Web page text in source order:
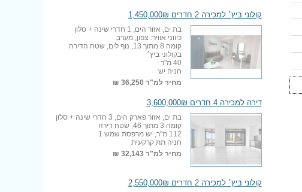
קולוני ביץ׳ למכירה 2 חדרים 1,450,000₪
בת ים, אזור הים, 1 חדרי שינה + סלון
כיווני אוויר: צפון, מערב
קומה 8 מתוך 13, נוף לים, שטח הדירה
בקולוני ביץ׳
40 מ"ר
חניה יש
מחיר למ"ר 36,250 ₪
דירה למכירה 4 חדרים 3,600,000₪
בת ים, אזור פארק הים, 3 חדרי שינה + סלון
קומה 3 מתוך 46, שטח דירה
112 מ"ר, יש מרפסת שמש 1
חניה תת קרקעית
מחיר למ"ר32,143 ₪
קולוני ביץ׳ למכירה 2 חדרים 2,550,000₪